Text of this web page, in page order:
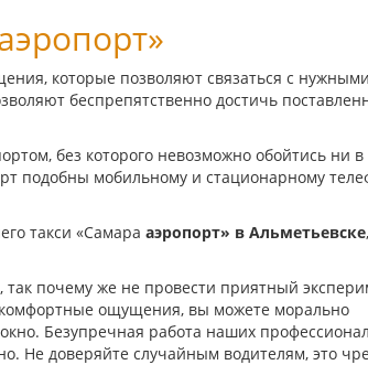
которые позволяют связаться с нужными
беспрепятственно достичь
без которого невозможно обойтись ни в
подобны мобильному и стационарному
такси «Самара аэропорт» в Альметьевске
так почему же не провести приятный
комфортные ощущения, вы можете морально
Безупречная работа наших
Не доверяйте случайным водителям, это